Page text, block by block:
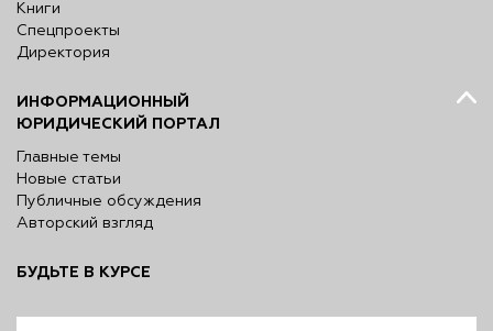
Книги
Спецпроекты
Директория
ИНФОРМАЦИОННЫЙ
ЮРИДИЧЕСКИЙ ПОРТАЛ
Главные темы
Новые статьи
Публичные обсуждения
Авторский взгляд
БУДЬТЕ В КУРСЕ